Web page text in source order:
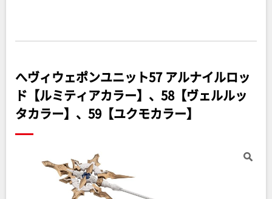
へヴィウェポンユニット57 アルナイルロッ
ド【ルミティアカラー】、58【ヴェルルッ
タカラー】、59【ユクモカラー】